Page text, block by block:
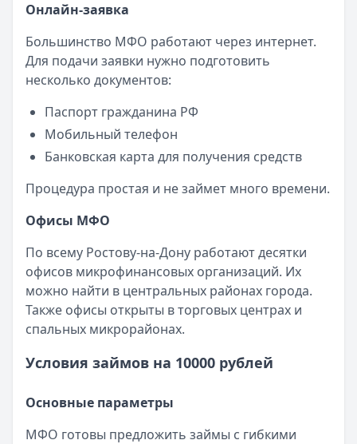
Онлайн-заявка
Большинство МФО работают через интернет.
Для подачи заявки нужно подготовить
несколько документов:
Паспорт гражданина РФ
Мобильный телефон
Банковская карта для получения средств
Процедура простая и не займет много времени.
Офисы МФО
По всему Ростову-на-Дону работают десятки
офисов микрофинансовых организаций. Их
можно найти в центральных районах города.
Также офисы открыты в торговых центрах и
спальных микрорайонах.
Условия займов на 10000 рублей
Основные параметры
МФО готовы предложить займы с гибкими